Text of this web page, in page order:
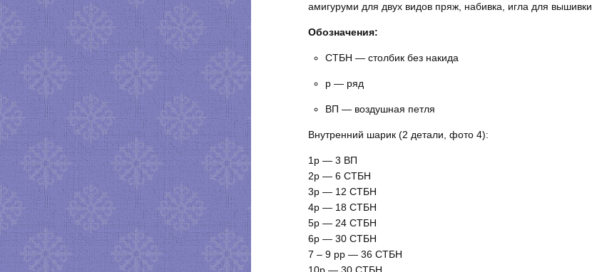
амигуруми для двух видов пряж, набивка, игла для вышивки
Обозначения:
СТБН — столбик без накида
р — ряд
ВП — воздушная петля
Внутренний шарик (2 детали, фото 4):
1р — 3 ВП
2р — 6 СТБН
3р — 12 СТБН
4р — 18 СТБН
5р — 24 СТБН
6р — 30 СТБН
7 – 9 рр — 36 СТБН